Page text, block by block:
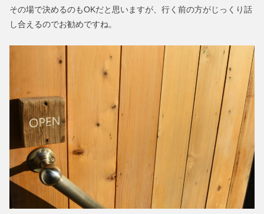
その場で決めるのもOKだと思いますが、行く前の方がじっくり話
し合えるのでお勧めですね。